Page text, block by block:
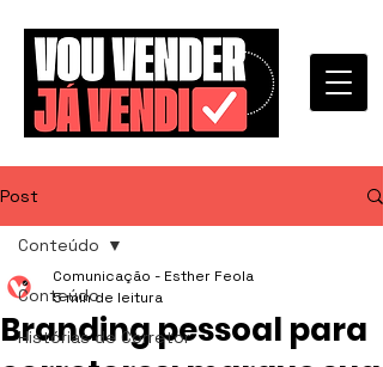
Post
Conteúdo
Histórias de Corretor
Conteúdo
Branding pessoal para
Comunicação - Esther Feola
5 min de leitura